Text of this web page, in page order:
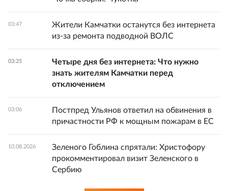
03:47
Жители Камчатки останутся без интернета
из-за ремонта подводной ВОЛС
03:25
Четыре дня без интернета: Что нужно
знать жителям Камчатки перед
отключением
03:06
Постпред Ульянов ответил на обвинения в
причастности РФ к мощным пожарам в ЕС
10.08.2026
Зеленого Гоблина спрятали: Христофору
прокомментировал визит Зеленского в
Сербию